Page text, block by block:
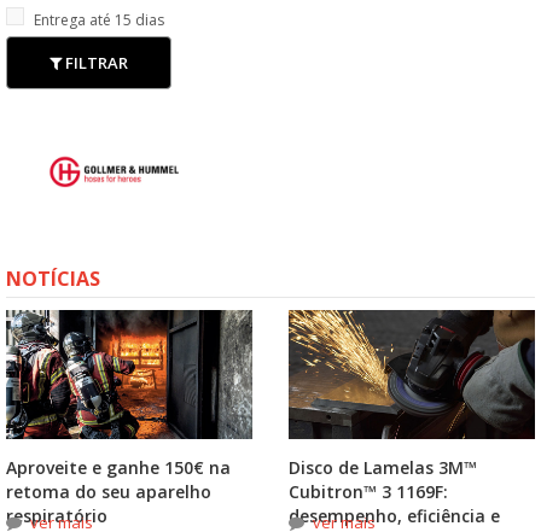
Entrega até 15 dias
FILTRAR
NOTÍCIAS
Aproveite e ganhe 150€ na
retoma do seu aparelho
respiratório
ver mais
Disco de Lamelas 3M™
Cubitron™ 3 1169F:
desempenho, eficiência e
ver mais